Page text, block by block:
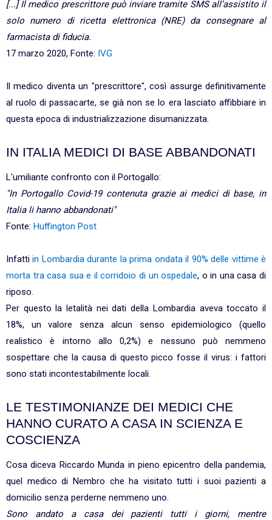
[...]Il medico prescrittore può inviare tramite SMS all’assistito il
solo numero di ricetta elettronica (NRE) da consegnare al
farmacista di fiducia.
17 marzo 2020, Fonte: IVG
Il medico diventa un "prescrittore", così assurge definitivamente
al ruolo di passacarte, se già non se lo era lasciato affibbiare in
questa epoca di industrializzazione disumanizzata.
IN ITALIA MEDICI DI BASE ABBANDONATI
L'umiliante confronto con il Portogallo:
"In Portogallo Covid-19 contenuta grazie ai medici di base, in
Italia li hanno abbandonati"
Fonte: Huffington Post
Infattiin Lombardia durante la prima ondata il 90% delle vittime è
morta tra casa sua e il corridoio di un ospedale, o in una casa di
riposo.
Per questo la letalità nei dati della Lombardia aveva toccato il
18%, un valore senza alcun senso epidemiologico (quello
realistico è intorno allo 0,2%) e nessuno può nemmeno
sospettare che la causa di questo picco fosse il virus: i fattori
sono stati incontestabilmente locali.
LE TESTIMONIANZE DEI MEDICI CHE
HANNO CURATO A CASA IN SCIENZA E
COSCIENZA
Cosa diceva Riccardo Munda in pieno epicentro della pandemia,
quel medico di Nembro che ha visitato tutti i suoi pazienti a
domicilio senza perderne nemmeno uno.
Sono andato a casa dei pazienti tutti i giorni, mentre